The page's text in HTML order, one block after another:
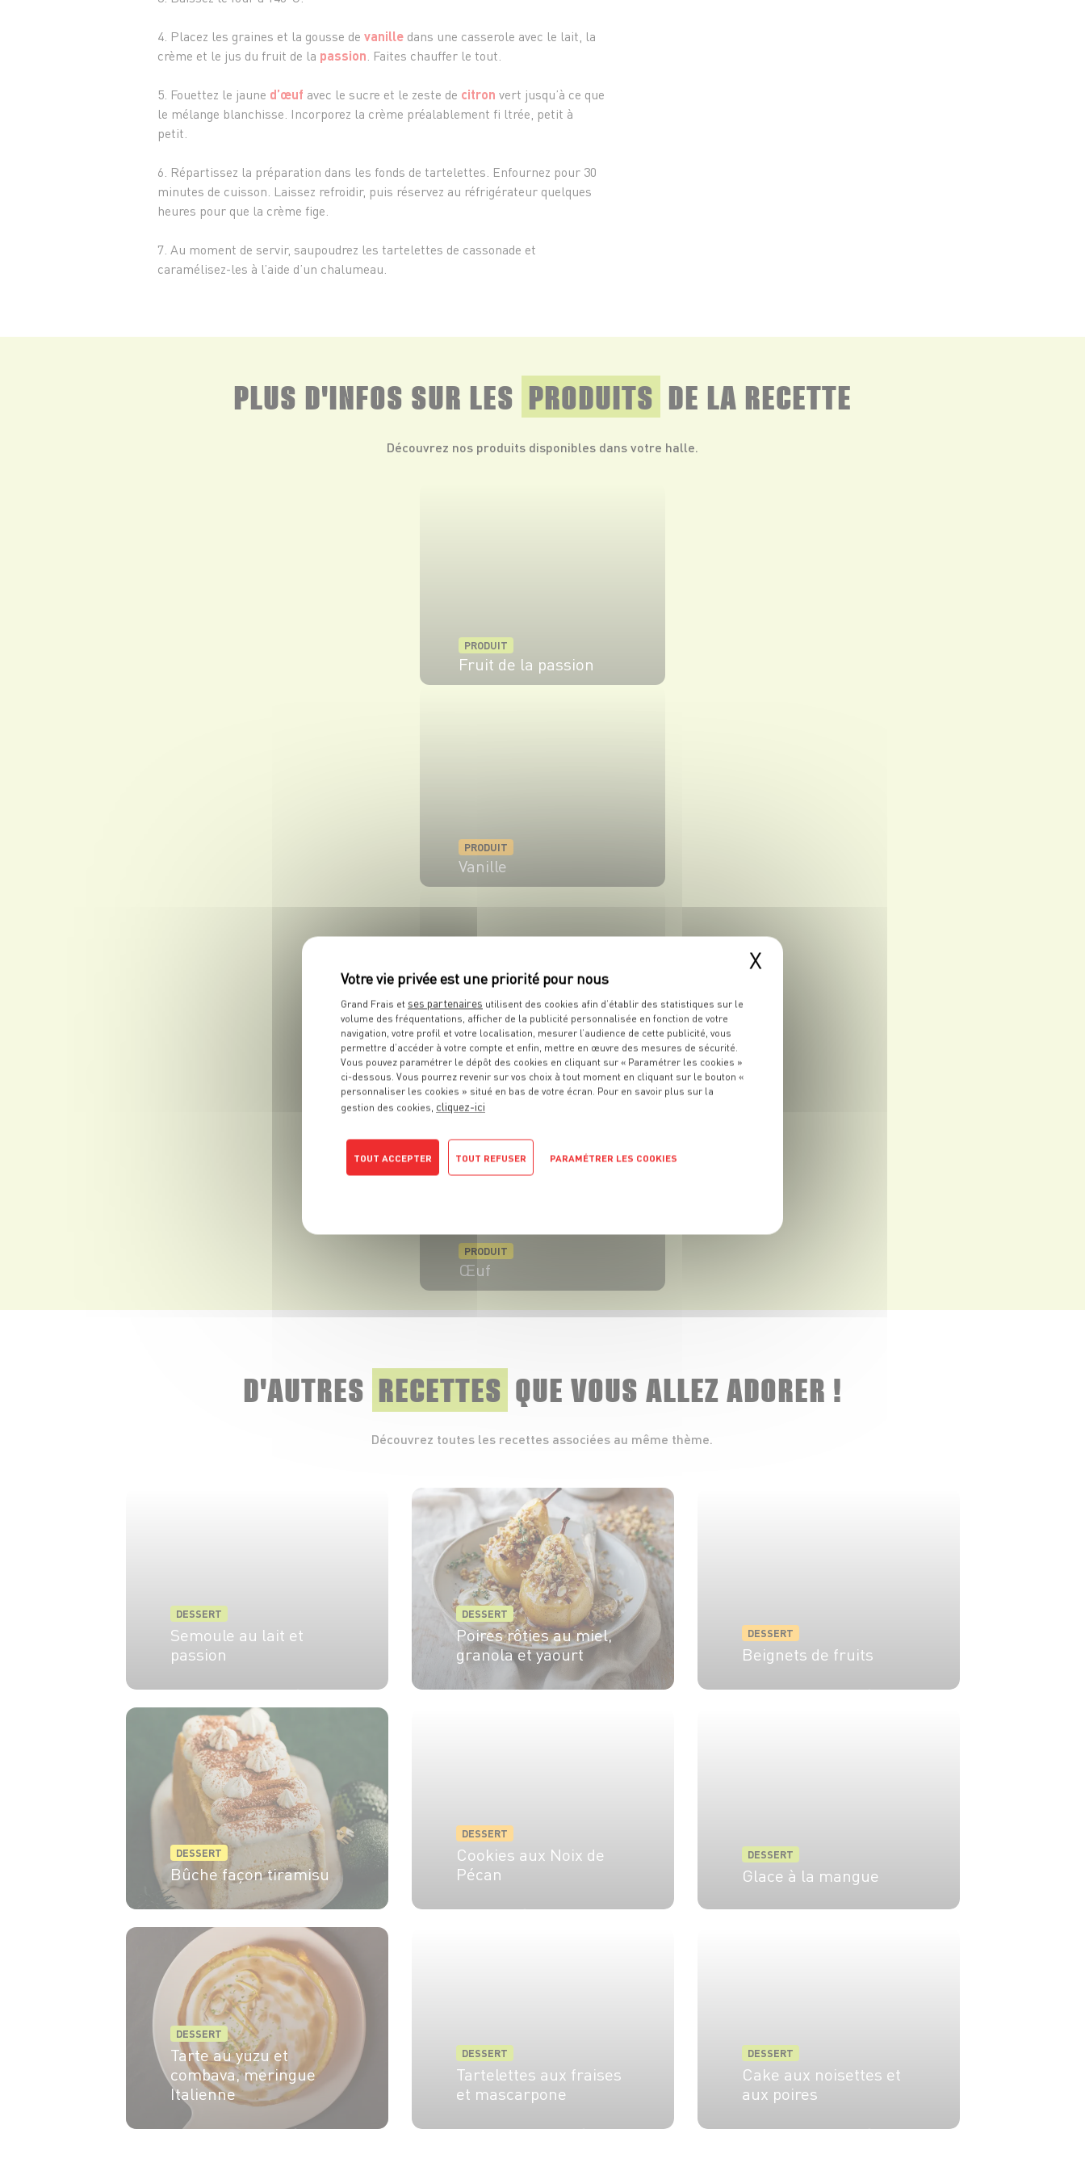
4. Placez les graines et la gousse de vanille dans une casserole avec le lait, la
crème et le jus du fruit de la passion . Faites chauffer le tout.
5. Fouettez le jaune d’œuf avec le sucre et le zeste de citron vert jusqu’à ce que
le mélange blanchisse. Incorporez la crème préalablement fi ltrée, petit à
petit.
6. Répartissez la préparation dans les fonds de tartelettes. Enfournez pour 30
minutes de cuisson. Laissez refroidir, puis réservez au réfrigérateur quelques
heures pour que la crème fige.
7. Au moment de servir, saupoudrez les tartelettes de cassonade et
caramélisez-les à l’aide d’un chalumeau.
PLUS D'INFOS SUR LES PRODUITS DE LA RECETTE
Découvrez nos produits disponibles dans votre halle.
PRODUIT
Fruit de la passion
PRODUIT
Vanille
PRODUIT
Crème fraîche
VOIR LE PRODUIT
PRODUIT
Œuf
D'AUTRES RECETTES QUE VOUS ALLEZ ADORER !
Découvrez toutes les recettes associées au même thème.
DESSERT
Semoule au lait et
passion
DESSERT
Poires rôties au miel,
granola et yaourt
DESSERT
Beignets de fruits
DESSERT
Bûche façon tiramisu
DESSERT
Cookies aux Noix de
Pécan
DESSERT
Glace à la mangue
DESSERT
Tarte au yuzu et
combava, meringue
Italienne
DESSERT
Tartelettes aux fraises
et mascarpone
DESSERT
Cake aux noisettes et
aux poires
X
Grand Frais et ses partenaires utilisent des cookies afin d’établir des statistiques sur le
volume des fréquentations, afficher de la publicité personnalisée en fonction de votre
navigation, votre profil et votre localisation, mesurer l’audience de cette publicité, vous
permettre d’accéder à votre compte et enfin, mettre en œuvre des mesures de sécurité.
Vous pouvez paramétrer le dépôt des cookies en cliquant sur « Paramétrer les cookies »
ci-dessous. Vous pourrez revenir sur vos choix à tout moment en cliquant sur le bouton «
personnaliser les cookies » situé en bas de votre écran. Pour en savoir plus sur la
gestion des cookies, cliquez-ici
TOUT ACCEPTER TOUT REFUSER PARAMÉTRER LES COOKIES